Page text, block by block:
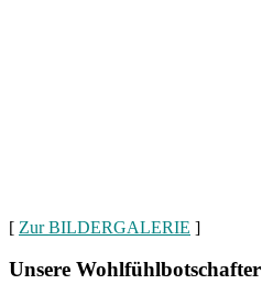
[ Zur BILDERGALERIE ]
Unsere Wohlfühlbotschafter